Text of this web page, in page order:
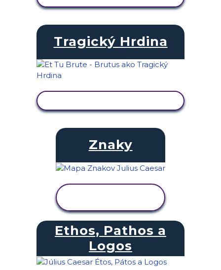
Tragický Hrdina
Znaky
Ethos, Pathos a
Logos